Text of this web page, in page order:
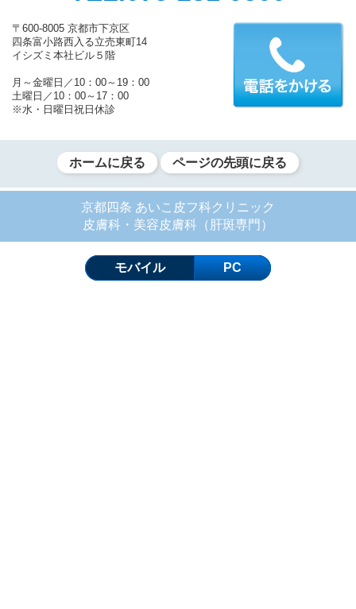
〒600-8005 京都市下京区
四条富小路西入る立売東町14
イシズミ本社ビル５階
月～金曜日／10：00～19：00
土曜日／10：00～17：00
※水・日曜日祝日休診
ホームに戻る ページの先頭に戻る
京都四条 あいこ皮フ科クリニック
皮膚科・美容皮膚科（肝斑専門）
モバイル PC